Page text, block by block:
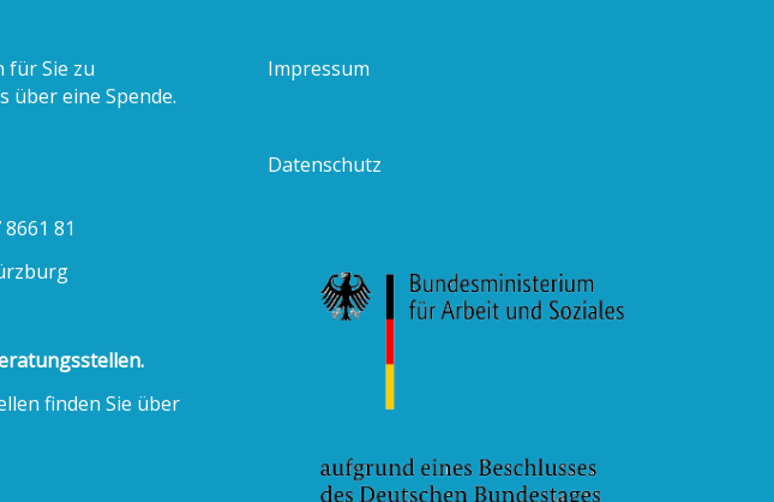
für Sie zu
über eine Spende.
81
finden Sie über
Impressum
Datenschutz